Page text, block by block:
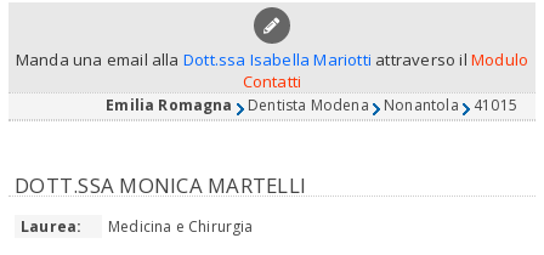
Manda una email alla Dott.ssa Isabella Mariotti attraverso ilModulo
Contatti
Emilia Romagna Dentista Modena Nonantola 41015
DOTT.SSA MONICA MARTELLI
Laurea:
Medicina e Chirurgia